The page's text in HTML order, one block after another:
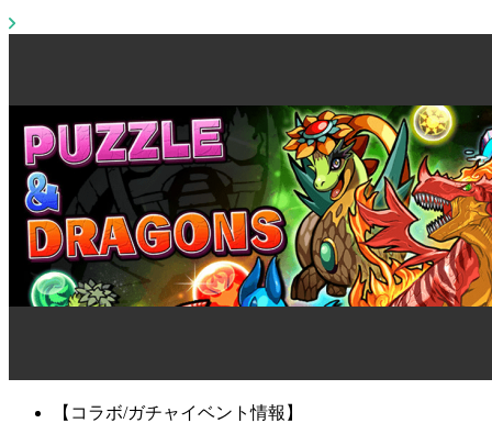
【コラボ/ガチャイベント情報】